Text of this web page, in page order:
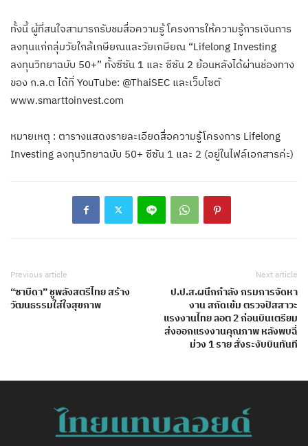
ทั้งนี้ ผู้ที่สนใจสามารถรับชมสื่อความรู้ โครงการให้ความรู้การเงินการ
ลงทุนแก่กลุ่มวัยใกล้เกษียณและวัยเกษียณ “Lifelong Investing
ลงทุนวิทยาฉบับ 50+” ทั้งซีซัน 1 และ ซีซัน 2 ย้อนหลังได้ผ่านช่องทาง
ของ ก.ล.ต ได้ที่ YouTube: @ThaiSEC และเว็บไซต์
www.smarttoinvest.com
หมายเหตุ : ตารางแสดงรายละเอียดสื่อความรู้โครงการ Lifelong
Investing ลงทุนวิทยาฉบับ 50+ ซีซัน 1 และ 2 (อยู่ในไฟล์เอกสารค่ะ)
Previous article
“ซาบีดา” ชูพลังสตรีไทย สร้าง
วัฒนธรรมใส่ใจสุขภาพ
Next article
ป.ป.ส.ผนึกกำลัง กรมการจัดหา
งาน สกัดเข้ม ตรวจปัสสาวะ
แรงงานไทย ลอต 2 ก่อนบินเตรียม
ส่งออกแรงงานคุณภาพ หลังพบฉี่
ม่วง 1 ราย สั่งระงับบินทันที